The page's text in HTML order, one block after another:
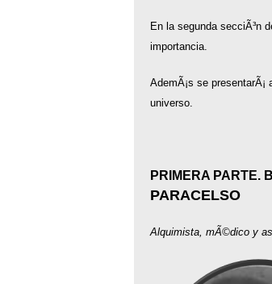
En la segunda secciÃ³n
importancia.
AdemÃ¡s se
universo.
PRIMERA PARTE.
PARACELSO
Alquimista, mÃ©dico y